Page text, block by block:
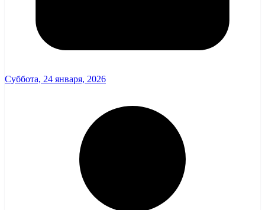
Суббота, 24 января, 2026